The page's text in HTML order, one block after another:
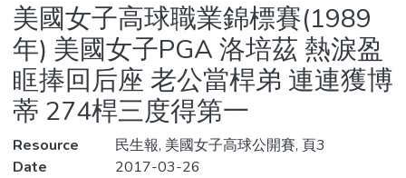
Statistics
美國女子高球職業錦標賽(1989
年) 美國女子PGA 洛培茲 熱淚盈
眶捧回后座 老公當桿弟 連連獲博
蒂 274桿三度得第一
Resource
民生報, 美國女子高球公開賽, 頁3
Date
2017-03-26